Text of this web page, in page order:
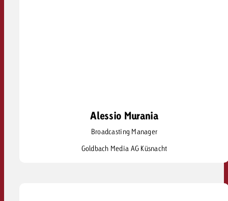
Alessio Murania
Broadcasting Manager
Goldbach Media AG Küsnacht
Alessio Murania
alessio.murania@goldbach.com